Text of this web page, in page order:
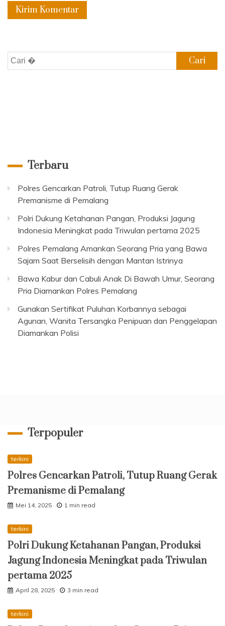
Cari
untuk:
Terbaru
Polres Gencarkan Patroli, Tutup Ruang Gerak
Premanisme di Pemalang
Polri Dukung Ketahanan Pangan, Produksi Jagung
Indonesia Meningkat pada Triwulan pertama 2025
Polres Pemalang Amankan Seorang Pria yang Bawa
Sajam Saat Berselisih dengan Mantan Istrinya
Bawa Kabur dan Cabuli Anak Di Bawah Umur, Seorang
Pria Diamankan Polres Pemalang
Gunakan Sertifikat Puluhan Korbannya sebagai
Agunan, Wanita Tersangka Penipuan dan Penggelapan
Diamankan Polisi
Terpopuler
terkini
Polres Gencarkan Patroli, Tutup Ruang Gerak
Premanisme di Pemalang
Mei 14, 2025 1 min read
terkini
Polri Dukung Ketahanan Pangan, Produksi
Jagung Indonesia Meningkat pada Triwulan
pertama 2025
April 28, 2025 3 min read
terkini